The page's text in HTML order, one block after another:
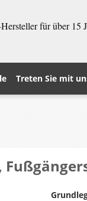
für über 15
Treten Sie mit